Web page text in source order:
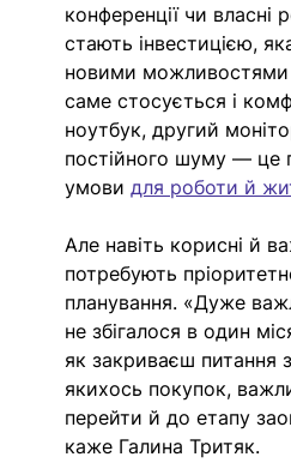
конференції чи власні
стають інвестицією,
новими можливостями
саме стосується і
ноутбук, другий
постійного шуму — це
умови для роботи й
Але навіть корисні й
потребують
планування. «Дуже
не збігалося в один
як закриваєш питання
якихось покупок,
перейти й до етапу
каже Галина Тритяк.